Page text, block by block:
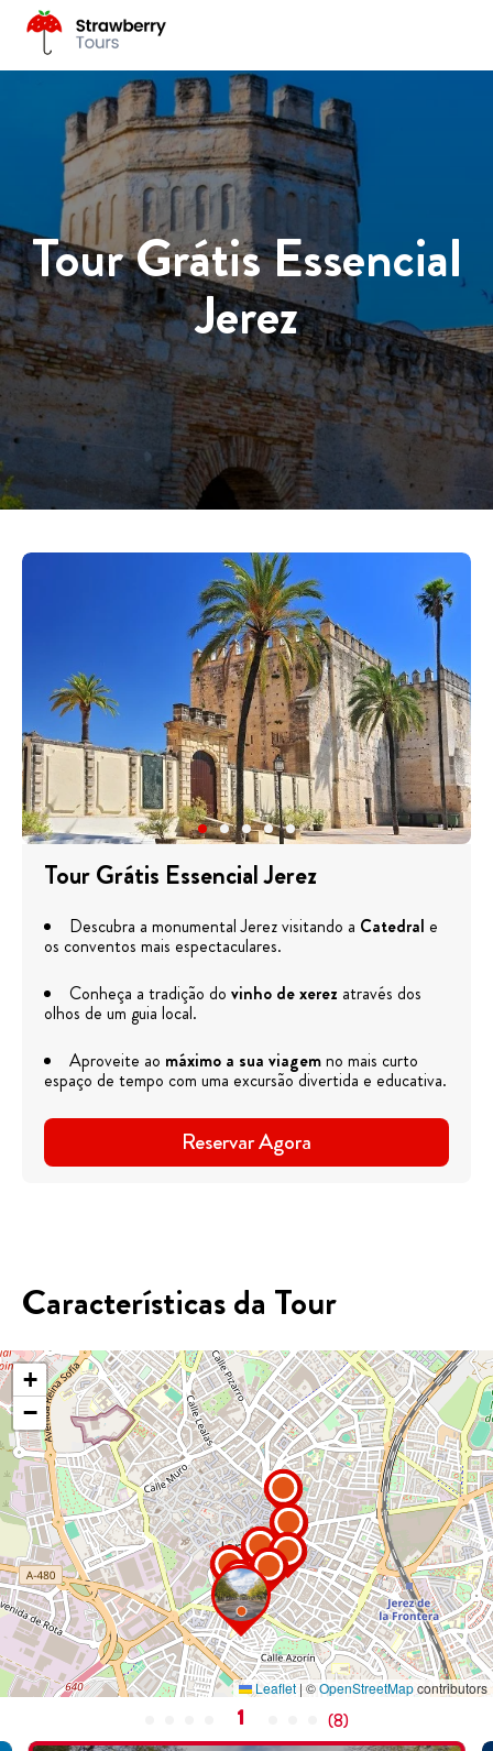
Tour Grátis Essencial
Jerez
Tour Grátis Essencial Jerez
Descubra a monumental Jerez visitando a Catedral e
os conventos mais espectaculares.
Conheça a tradição do vinho de xerez através dos
olhos de um guia local.
Aproveite ao máximo a sua viagemno mais curto
espaço de tempo com uma excursão divertida e educativa.
Reservar Agora
Características da Tour
+
−
Leaflet | ©OpenStreetMapcontributors
1 (8)